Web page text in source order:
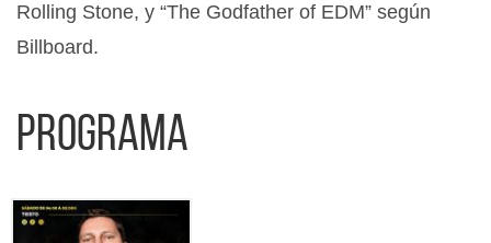
Rolling Stone, y “The Godfather of EDM” según
Billboard.
Programa